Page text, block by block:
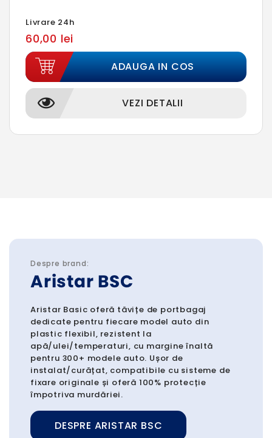
Livrare 24h
60,00 lei
ADAUGA IN COS
VEZI DETALII
Despre brand:
Aristar BSC
Aristar Basic oferă tăvițe de portbagaj
dedicate pentru fiecare model auto din
plastic flexibil, rezistent la
apă/ulei/temperaturi, cu margine înaltă
pentru 300+ modele auto. Ușor de
instalat/curățat, compatibile cu sisteme de
fixare originale și oferă 100% protecție
împotriva murdăriei.
DESPRE ARISTAR BSC